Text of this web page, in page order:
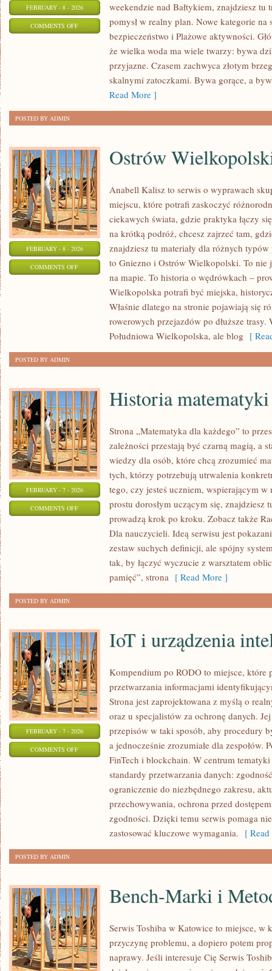
FEBRUARY - 8 - 2026
COMMENTS OFFON
weekendzie nad Bałtykiem, znajdziesz
pomysł w realny plan. Nowe kategorie na
bezpieczeństwo i Plażowe aktywności.
że wielka woda ma wiele twarzy: bywa
przyjazne. Czasem zachwyca złotym
skalnymi zatoczkami. Bywa gorące, a
Read More ]
POSTED BY ADMIN
FEBRUARY - 8 - 2026
COMMENTS OFFON
WIELKOPOLSKI
Ostrów
Anabell Kalisz to serwis o wyprawach
miejscu, które potrafi zaskoczyć
ciekawych świata, gdzie praktyka łączy
na krótką podróż, chcesz zajrzeć tam,
znajdziesz tu materiały dla różnych
to Gniezno i Ostrów Wielkopolski. To nie
na mapie. To historia o wędrówkach –
Wielkopolska potrafi być miejska,
Właśnie dlatego na stronie pojawiają się
rowerowych przejazdów po dłuższe
Południowa Wielkopolska, ale blog [
POSTED BY ADMIN
FEBRUARY - 7 - 2026
COMMENTS OFFON
MATEMATYKI
Historia matematyki
Strona „Matematyka dla każdego” to
zależności przestają być czarną magią, a
wiedzy dla osób, które chcą zrozumieć
tych, którzy potrzebują utrwalenia
tego, czy jesteś uczniem, wspierającym
prostu dorosłym uczącym się, znajdziesz
prowadzą krok po kroku. Zobacz także
Dla nauczycieli. Ideą serwisu jest
zestaw suchych definicji, ale spójny
tak, by łączyć wyczucie z warsztatem
pamięć”, strona [ Read More ]
POSTED BY ADMIN
FEBRUARY - 7 - 2026
COMMENTS OFFON
URZĄDZENIA
INTELIGENTNE
IoT i urządzenia
Kompendium po RODO to miejsce, które
przetwarzania informacjami
Strona jest zaprojektowana z myślą o
oraz u specjalistów za ochronę danych.
przepisów w taki sposób, aby procedury
a jednocześnie zrozumiałe dla zespołów.
FinTech i blockchain. W centrum tematyki
standardy przetwarzania danych:
ograniczenie do niezbędnego zakresu,
przechowywania, ochrona przed
zgodności. Dzięki temu serwis pomaga
zastosować kluczowe wymagania. [
POSTED BY ADMIN
Bench-Marki i
Serwis Toshiba w Katowice to miejsce, w
przyczynę problemu, a dopiero potem
naprawy. Jeśli interesuje Cię Serwis